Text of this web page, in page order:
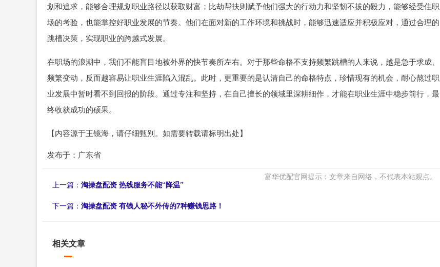
划和追求，能够合理规划职业路径以获取财富；比劫帮扶则赋予他们强大的行动力和坚韧不拔的毅力，能够经受住职
场的考验，也能掌控好职业发展的节奏。他们在面对新的工作环境和挑战时，能够迅速适应并积极应对，通过合理的
跳槽决策，实现职业的跨越式发展。
在职场的浪潮中，我们不能盲目地被外界的快节奏所左右。对于那些命格不支持频繁跳槽的人来说，越是急于求成、
频繁变动，反而越容易让职业生涯陷入混乱。此时，更重要的是认清自己的命格特点，珍惜现有的机会，耐心熬过职
业发展中暂时看不到回报的阶段。通过专注和坚持，在自己擅长的领域里深耕细作，才能在职业生涯中稳步前行，最
终收获成功的硕果。
【内容源于王镜海，请仔细甄别。如需要转载请标明出处】
发布于：广东省
富华优配官网提示：文章来自网络，不代表本站观点。
上一篇： 淘操盘配资 热线服务不能“降温”
下一篇： 淘操盘配资 有钱人秘不外传的7种赚钱思路！
相关文章